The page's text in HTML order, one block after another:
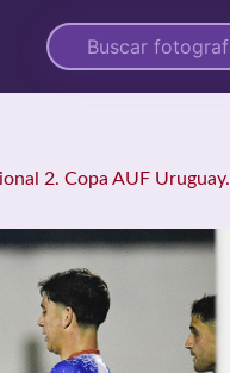
2. Copa AUF Uruguay.